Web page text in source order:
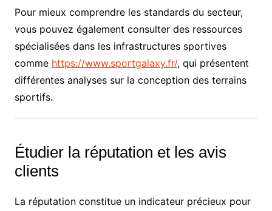
Pour mieux comprendre les standards du secteur,
vous pouvez également consulter des ressources
spécialisées dans les infrastructures sportives
comme https://www.sportgalaxy.fr/, qui présentent
différentes analyses sur la conception des terrains
sportifs.
Étudier la réputation et les avis
clients
La réputation constitue un indicateur précieux pour